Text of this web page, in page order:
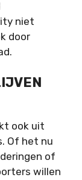
niet
door
ook uit
Of het nu
of
willen